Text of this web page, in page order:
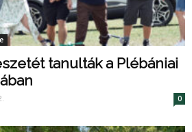
tanulták a Plébániai
0